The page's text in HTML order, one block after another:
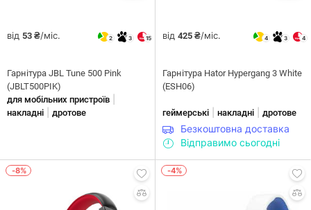
від 53 ₴/міс. 2 3 15
Гарнiтура JBL Tune 500 Pink
(JBLT500PIK)
для мобільних пристроїв
накладні дротове
від 425 ₴/міс. 4 3 4
Гарнiтура Hator Hypergang 3 White
(ESH06)
геймерські накладні дротове
Безкоштовна доставка
Відправимо сьогодні
-8% -4%